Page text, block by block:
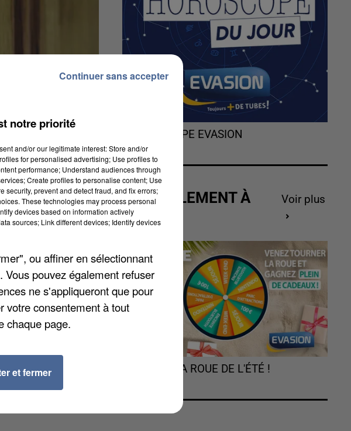
en partie à la
en Île-de-
d'abord en
euros d'apport,
euros.
L'HOROSCOPE EVASION
ACTUELLEMENT À
GAGNER
Voir plus
TOURNEZ LA ROUE DE L'ÉTÉ !
notre priorité
and/or our legitimate interest: Store and/or
for personalised advertising; Use profiles to
performance; Understand audiences through
Create profiles to personalise content; Use
security, prevent and detect fraud, and fix errors;
These technologies may process personal
devices based on information actively
sources; Link different devices; Identify devices
ou affiner en sélectionnant
pouvez également refuser
ne s'appliqueront que pour
votre consentement à tout
chaque page.
et fermer
Continuer sans accepter